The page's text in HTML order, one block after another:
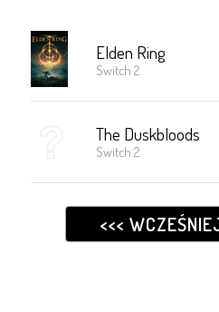
Elden Ring
Switch 2
The Duskbloods
Switch 2
<<<